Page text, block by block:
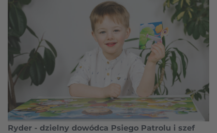
Ryder - dzielny dowódca Psiego Patrolu i szef